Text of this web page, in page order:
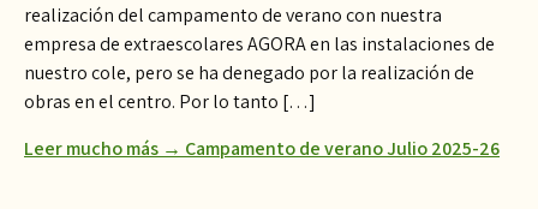
realización del campamento de verano con nuestra
empresa de extraescolares AGORA en las instalaciones de
nuestro cole, pero se ha denegado por la realización de
obras en el centro. Por lo tanto […]
Leer mucho más → Campamento de verano Julio 2025-26